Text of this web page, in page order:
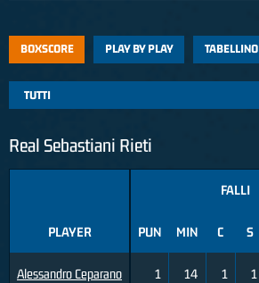
BOXSCORE PLAY BY PLAY TABELLINO
Real Sebastiani Rieti
PLAYER
Alessandro Ceparano
FALLI
PUN MIN C S
1 14 1 1